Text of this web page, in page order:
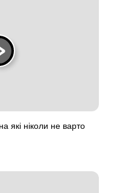
які ніколи не варто